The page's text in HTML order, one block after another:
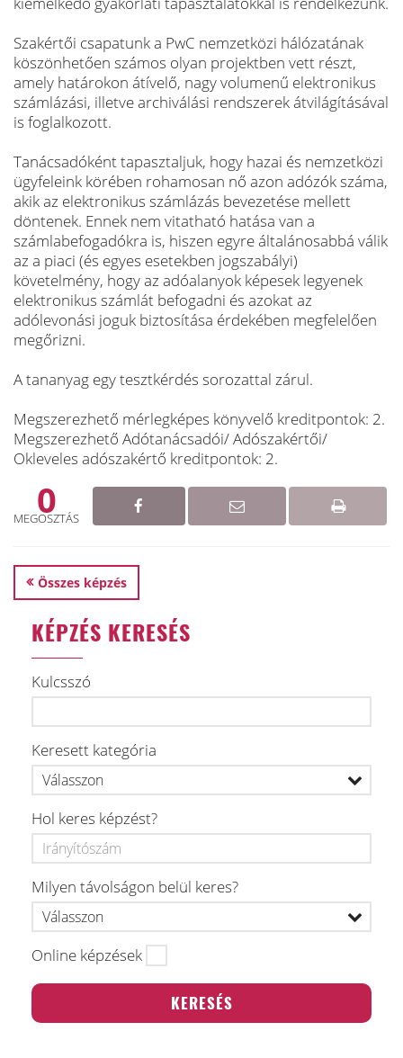
Szakértői csapatunk a PwC nemzetközi hálózatának
köszönhetően számos olyan projektben vett részt,
amely határokon átívelő, nagy volumenű elektronikus
számlázási, illetve archiválási rendszerek átvilágításával
is foglalkozott.
Tanácsadóként tapasztaljuk, hogy hazai és nemzetközi
ügyfeleink körében rohamosan nő azon adózók száma,
akik az elektronikus számlázás bevezetése mellett
döntenek. Ennek nem vitatható hatása van a
számlabefogadókra is, hiszen egyre általánosabbá válik
az a piaci (és egyes esetekben jogszabályi)
követelmény, hogy az adóalanyok képesek legyenek
elektronikus számlát befogadni és azokat az
adólevonási joguk biztosítása érdekében megfelelően
megőrizni.
A tananyag egy tesztkérdés sorozattal zárul.
Megszerezhető mérlegképes könyvelő kreditpontok: 2.
Megszerezhető Adótanácsadói/ Adószakértői/
Okleveles adószakértő kreditpontok: 2.
0
MEGOSZTÁS
Összes képzés
KÉPZÉS KERESÉS
Kulcsszó
Keresett kategória
Hol keres képzést?
Milyen távolságon belül keres?
Online képzések